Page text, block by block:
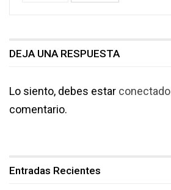
DEJA UNA RESPUESTA
Lo siento, debes estar conectado
comentario.
Entradas Recientes